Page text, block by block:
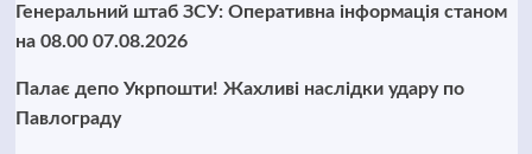
Генеральний штаб ЗСУ: Оперативна інформація станом
на 08.00 07.08.2026
Палає депо Укрпошти! Жахливі наслідки удару по
Павлограду